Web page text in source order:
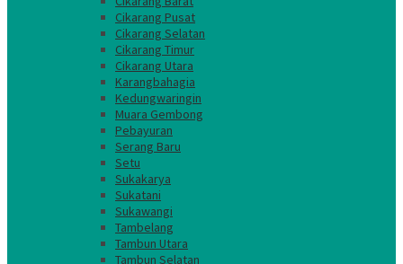
Cikarang Pusat
Cikarang Selatan
Cikarang Timur
Cikarang Utara
Karangbahagia
Kedungwaringin
Muara Gembong
Pebayuran
Serang Baru
Setu
Sukakarya
Sukatani
Sukawangi
Tambelang
Tambun Utara
Tambun Selatan